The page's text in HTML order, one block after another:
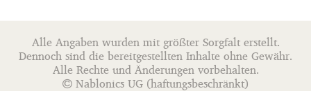
Alle Angaben wurden mit größter Sorgfalt erstellt.
Dennoch sind die bereitgestellten Inhalte ohne Gewähr.
Alle Rechte und Änderungen vorbehalten.
s
c
i
n
o
l
b
a
N UG (haftungsbeschränkt)